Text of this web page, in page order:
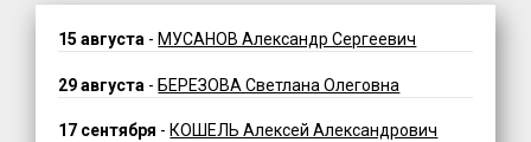
15 августа - МУСАНОВ Александр Сергеевич
29 августа - БЕРЕЗОВА Светлана Олеговна
17 сентября - КОШЕЛЬ Алексей Александрович